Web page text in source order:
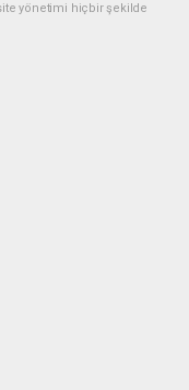
yönetimi hiçbir şekilde